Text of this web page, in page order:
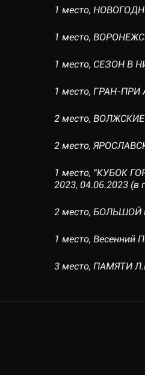
1 место,
1 место,
1 место, СЕЗОН В
1 место, ГРАН-ПРИ
2 место, ВОЛЖСКИЕ
2 место,
1 место, "КУБОК
2023, 04.06.2023 (в
2 место, БОЛЬШОЙ
1 место, Весенний
3 место, ПАМЯТИ